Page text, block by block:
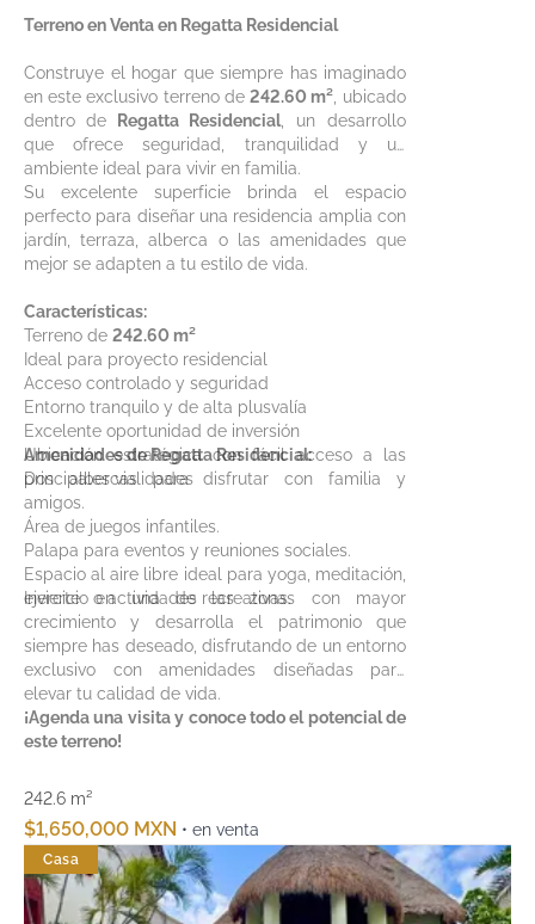
Terreno en Venta en Regatta Residencial
Construye el hogar que siempre has imaginado
en este exclusivo terreno de 242.60 m² , ubicado
dentro de
Regatta Residencial, un desarrollo
que ofrece seguridad, tranquilidad y un
ambiente ideal para vivir en familia.
Su excelente superficie brinda el espacio
perfecto para diseñar una residencia amplia con
jardín, terraza, alberca o las amenidades que
mejor se adapten a tu estilo de vida.
Características:
Terreno de 242.60 m²
Ideal para proyecto residencial
Acceso controlado y seguridad
Entorno tranquilo y de alta plusvalía
Excelente oportunidad de inversión
Ubicación estratégica con fácil acceso a las
principales vialidades
Amenidades de Regatta Residencial:
Dos albercas para disfrutar con familia y
amigos.
Área de juegos infantiles.
Palapa para eventos y reuniones sociales.
Espacio al aire libre ideal para yoga, meditación,
ejercicio o actividades recreativas.
Invierte en una de las zonas con mayor
crecimiento y desarrolla el patrimonio que
siempre has deseado, disfrutando de un entorno
exclusivo con amenidades diseñadas para
elevar tu calidad de vida.
¡Agenda una visita y conoce todo el potencial de
este terreno!
242.6 m²
$1,650,000 MXN • en venta
Casa